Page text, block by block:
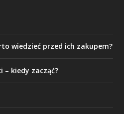
wiedzieć przed ich zakupem?
– kiedy zacząć?